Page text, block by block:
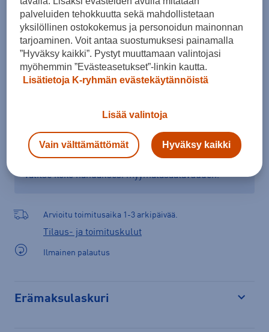
Kokotaulukko
Lisää ostoskoriin
Tarkista saatavuus ja tilaa myymälästä
Verkkokauppa: Ei saatavillaMyymälät: Saatavilla
Valitse koko nähdäksesi myymäläsaatavuuden.
Arvioitu toimitusaika 1-3 arkipäivää.
Tilaus- ja toimituskulut
Ilmainen palautus
Erämaksulaskuri
palveluiden tehokkuutta sekä mahdollistetaan
yksilöllinen ostokokemus ja personoidun mainonnan
tarjoaminen. Voit antaa suostumuksesi painamalla
”Hyväksy kaikki”. Pystyt muuttamaan valintojasi
myöhemmin ”Evästeasetukset”-linkin kautta.
Lisätietoja K-ryhmän evästekäytännöistä
Lisää valintoja
Vain välttämättömät Hyväksy kaikki